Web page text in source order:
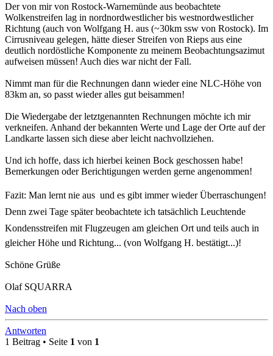
Der von mir von Rostock-Warnemünde aus beobachtete
Wolkenstreifen lag in nordnordwestlicher bis westnordwestlicher
Richtung (auch von Wolfgang H. aus (~30km ssw von Rostock). Im
Cirrusniveau gelegen, hätte dieser Streifen von Rieps aus eine
deutlich nordöstliche Komponente zu meinem Beobachtungsazimut
aufweisen müssen! Auch dies war nicht der Fall.
Nimmt man für die Rechnungen dann wieder eine NLC-Höhe von
83km an, so passt wieder alles gut beisammen!
Die Wiedergabe der letztgenannten Rechnungen möchte ich mir
verkneifen. Anhand der bekannten Werte und Lage der Orte auf der
Landkarte lassen sich diese aber leicht nachvollziehen.
Und ich hoffe, dass ich hierbei keinen Bock geschossen habe!
Bemerkungen oder Berichtigungen werden gerne angenommen!
Fazit: Man lernt nie aus  und es gibt immer wieder Überraschungen!
Denn zwei Tage später beobachtete ich tatsächlich Leuchtende
Kondensstreifen mit Flugzeugen am gleichen Ort und teils auch in
gleicher Höhe und Richtung... (von Wolfgang H. bestätigt...)!
Schöne Grüße
Olaf SQUARRA
Nach oben
Antworten
1 Beitrag • Seite 1 von 1